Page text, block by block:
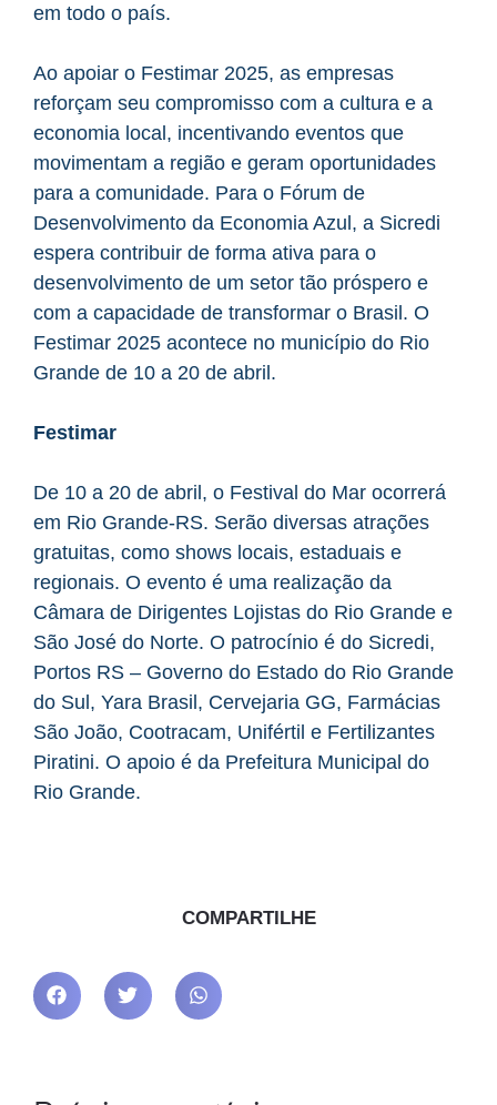
em todo o país.
Ao apoiar o Festimar 2025, as empresas
reforçam seu compromisso com a cultura e a
economia local, incentivando eventos que
movimentam a região e geram oportunidades
para a comunidade. Para o Fórum de
Desenvolvimento da Economia Azul, a Sicredi
espera contribuir de forma ativa para o
desenvolvimento de um setor tão próspero e
com a capacidade de transformar o Brasil. O
Festimar 2025 acontece no município do Rio
Grande de 10 a 20 de abril.
Festimar
De 10 a 20 de abril, o Festival do Mar ocorrerá
em Rio Grande-RS. Serão diversas atrações
gratuitas, como shows locais, estaduais e
regionais. O evento é uma realização da
Câmara de Dirigentes Lojistas do Rio Grande e
São José do Norte. O patrocínio é do Sicredi,
Portos RS – Governo do Estado do Rio Grande
do Sul, Yara Brasil, Cervejaria GG, Farmácias
São João, Cootracam, Unifértil e Fertilizantes
Piratini. O apoio é da Prefeitura Municipal do
Rio Grande.
COMPARTILHE